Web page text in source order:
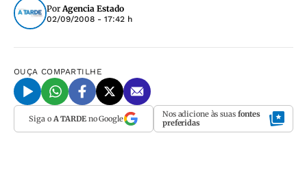
PorAgencia Estado
02/09/2008 - 17:42 h
OUÇA COMPARTILHE
Siga o A TARDEno Google Nos adicione às suas fontes
preferidas